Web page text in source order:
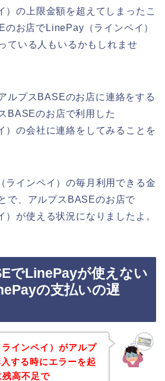
）の上限金額を超えてしまったこ
のお店でLinePay（ラインペイ）
ている人もいるかもしれませ
ルプスBASEのお店に連絡をする
BASEのお店で利用した
）の会社に連絡をしてみることを
ラインペイ）の毎月利用できる金
で、アルプスBASEのお店で
）が使える状況になりましたよ。
でLinePayが使えない
の支払いの遅
インペイ）がアルプ
する時にエラーを起
高不足で